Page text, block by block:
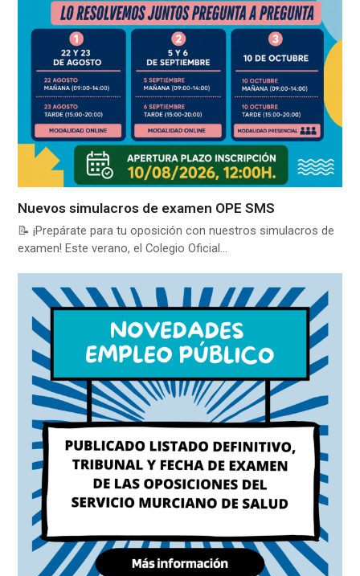
Nuevos simulacros de examen OPE SMS
📝 ¡Prepárate para tu oposición con nuestros simulacros de
examen! Este verano, el Colegio Oficial…